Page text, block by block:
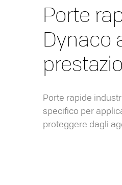
Porte
Dynaco
Porte rapide
specifico per
proteggere dagli